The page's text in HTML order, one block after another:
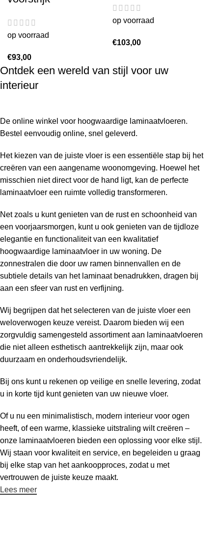
op voorraad
€93,00
op voorraad
€103,00
Ontdek een wereld van stijl voor uw
interieur
De online winkel voor hoogwaardige laminaatvloeren.
Bestel eenvoudig online, snel geleverd.
Het kiezen van de juiste vloer is een essentiële stap bij het
creëren van een aangename woonomgeving. Hoewel het
misschien niet direct voor de hand ligt, kan de perfecte
laminaatvloer een ruimte volledig transformeren.
Net zoals u kunt genieten van de rust en schoonheid van
een voorjaarsmorgen, kunt u ook genieten van de tijdloze
elegantie en functionaliteit van een kwalitatief
hoogwaardige laminaatvloer in uw woning. De
zonnestralen die door uw ramen binnenvallen en de
subtiele details van het laminaat benadrukken, dragen bij
aan een sfeer van rust en verfijning.
Wij begrijpen dat het selecteren van de juiste vloer een
weloverwogen keuze vereist. Daarom bieden wij een
zorgvuldig samengesteld assortiment aan laminaatvloeren
die niet alleen esthetisch aantrekkelijk zijn, maar ook
duurzaam en onderhoudsvriendelijk.
Bij ons kunt u rekenen op veilige en snelle levering, zodat
u in korte tijd kunt genieten van uw nieuwe vloer.
Of u nu een minimalistisch, modern interieur voor ogen
heeft, of een warme, klassieke uitstraling wilt creëren –
onze laminaatvloeren bieden een oplossing voor elke stijl.
Wij staan voor kwaliteit en service, en begeleiden u graag
bij elke stap van het aankoopproces, zodat u met
vertrouwen de juiste keuze maakt.
Lees meer